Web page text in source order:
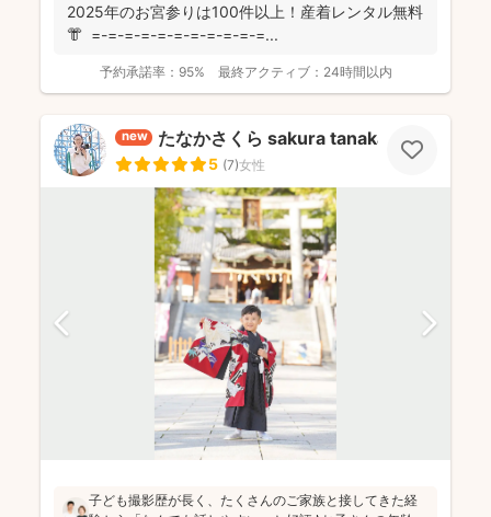
2025年のお宮参りは100件以上！産着レンタル無料
👘 =-=-=-=-=-=-=-=-=-=-=...
予約承諾率： 95% 最終アクティブ： 24時間以内
new たなかさくら sakura tanaka
5 (7)女性
子ども撮影歴が長く、たくさんのご家族と接してきた経